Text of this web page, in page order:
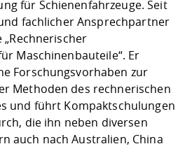
für Schienenfahrzeuge. Seit
fachlicher Ansprechpartner
Maschinenbauteile“. Er
Forschungsvorhaben zur
Methoden des rechnerischen
und führt Kompaktschulungen
die ihn neben diversen
auch nach Australien, China